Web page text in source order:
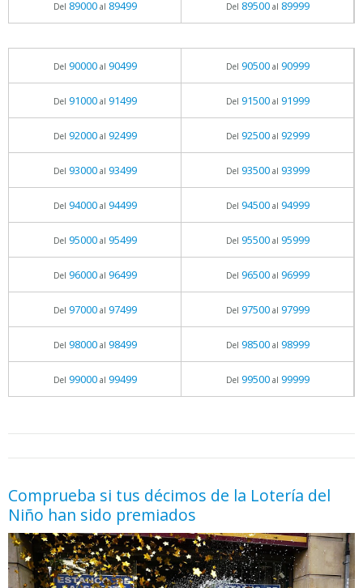
Del 89000al 89499 Del 89500al 89999
Del 90000al 90499 Del 90500al 90999
Del 91000al 91499 Del 91500al 91999
Del 92000al 92499 Del 92500al 92999
Del 93000al 93499 Del 93500al 93999
Del 94000al 94499 Del 94500al 94999
Del 95000al 95499 Del 95500al 95999
Del 96000al 96499 Del 96500al 96999
Del 97000al 97499 Del 97500al 97999
Del 98000al 98499 Del 98500al 98999
Del 99000al 99499 Del 99500al 99999
Comprueba si tus décimos de la Lotería del
Niño han sido premiados